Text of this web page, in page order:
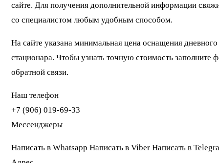
сайте. Для получения дополнительной информации
со специалистом любым удобным способом.
На сайте указана минимальная цена оснащения дневного
стационара. Чтобы узнать точную стоимость заполните
обратной связи.
Наш телефон
+7 (906) 019-69-33
Мессенджеры
Написать в Whatsapp Написать в Viber Написать в